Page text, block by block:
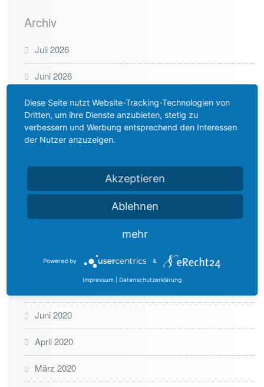
Archiv
Juli 2026
Juni 2026
Mai 2026
Mai 2025
Januar 2022
Juni 2020
April 2020
März 2020
Diese Seite nutzt Website-Tracking-Technologien von
Dritten, um ihre Dienste anzubieten, stetig zu
verbessern und Werbung entsprechend den Interessen
der Nutzer anzuzeigen.
Akzeptieren
Ablehnen
mehr
Powered by &
Impressum Datenschutzerklärung